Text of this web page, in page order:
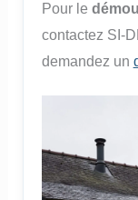
Pour le
contactez SI-
demandez un